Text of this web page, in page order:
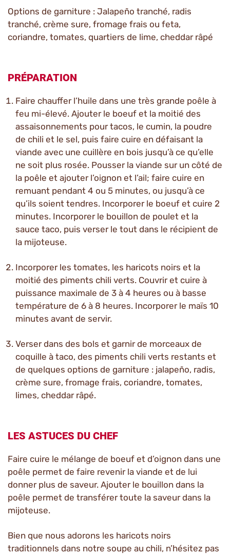
Options de garniture : Jalapeño tranché, radis
tranché, crème sure, fromage frais ou feta,
coriandre, tomates, quartiers de lime, cheddar râpé
PRÉPARATION
Faire chauffer l’huile dans une très grande poêle à
feu mi-élevé. Ajouter le boeuf et la moitié des
assaisonnements pour tacos, le cumin, la poudre
de chili et le sel, puis faire cuire en défaisant la
viande avec une cuillère en bois jusqu’à ce qu’elle
ne soit plus rosée. Pousser la viande sur un côté de
la poêle et ajouter l’oignon et l’ail; faire cuire en
remuant pendant 4 ou 5 minutes, ou jusqu’à ce
qu’ils soient tendres. Incorporer le boeuf et cuire 2
minutes. Incorporer le bouillon de poulet et la
sauce taco, puis verser le tout dans le récipient de
la mijoteuse.
Incorporer les tomates, les haricots noirs et la
moitié des piments chili verts. Couvrir et cuire à
puissance maximale de 3 à 4 heures ou à basse
température de 6 à 8 heures. Incorporer le maïs 10
minutes avant de servir.
Verser dans des bols et garnir de morceaux de
coquille à taco, des piments chili verts restants et
de quelques options de garniture : jalapeño, radis,
crème sure, fromage frais, coriandre, tomates,
limes, cheddar râpé.
LES ASTUCES DU CHEF
Faire cuire le mélange de boeuf et d’oignon dans une
poêle permet de faire revenir la viande et de lui
donner plus de saveur. Ajouter le bouillon dans la
poêle permet de transférer toute la saveur dans la
mijoteuse.
Bien que nous adorons les haricots noirs
traditionnels dans notre soupe au chili, n’hésitez pas